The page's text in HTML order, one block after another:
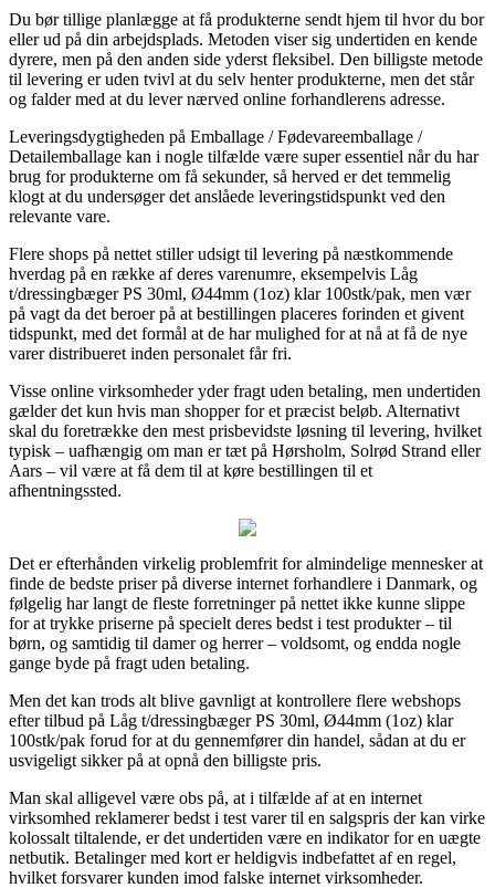
Du bør tillige planlægge at få produkterne sendt hjem til hvor du bor
eller ud på din arbejdsplads. Metoden viser sig undertiden en kende
dyrere, men på den anden side yderst fleksibel. Den billigste metode
til levering er uden tvivl at du selv henter produkterne, men det står
og falder med at du lever nærved online forhandlerens adresse.
Leveringsdygtigheden på Emballage / Fødevareemballage /
Detailemballage kan i nogle tilfælde være super essentiel når du har
brug for produkterne om få sekunder, så herved er det temmelig
klogt at du undersøger det anslåede leveringstidspunkt ved den
relevante vare.
Flere shops på nettet stiller udsigt til levering på næstkommende
hverdag på en række af deres varenumre, eksempelvis Låg
t/dressingbæger PS 30ml, Ø44mm (1oz) klar 100stk/pak, men vær
på vagt da det beroer på at bestillingen placeres forinden et givent
tidspunkt, med det formål at de har mulighed for at nå at få de nye
varer distribueret inden personalet får fri.
Visse online virksomheder yder fragt uden betaling, men undertiden
gælder det kun hvis man shopper for et præcist beløb. Alternativt
skal du foretrække den mest prisbevidste løsning til levering, hvilket
typisk – uafhængig om man er tæt på Hørsholm, Solrød Strand eller
Aars – vil være at få dem til at køre bestillingen til et
afhentningssted.
Det er efterhånden virkelig problemfrit for almindelige mennesker at
finde de bedste priser på diverse internet forhandlere i Danmark, og
følgelig har langt de fleste forretninger på nettet ikke kunne slippe
for at trykke priserne på specielt deres bedst i test produkter – til
børn, og samtidig til damer og herrer – voldsomt, og endda nogle
gange byde på fragt uden betaling.
Men det kan trods alt blive gavnligt at kontrollere flere webshops
efter tilbud på Låg t/dressingbæger PS 30ml, Ø44mm (1oz) klar
100stk/pak forud for at du gennemfører din handel, sådan at du er
usvigeligt sikker på at opnå den billigste pris.
Man skal alligevel være obs på, at i tilfælde af at en internet
virksomhed reklamerer bedst i test varer til en salgspris der kan virke
kolossalt tiltalende, er det undertiden være en indikator for en uægte
netbutik. Betalinger med kort er heldigvis indbefattet af en regel,
hvilket forsvarer kunden imod falske internet virksomheder.